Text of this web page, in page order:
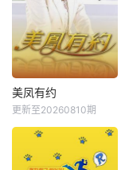
美凤有约
更新至20260810期